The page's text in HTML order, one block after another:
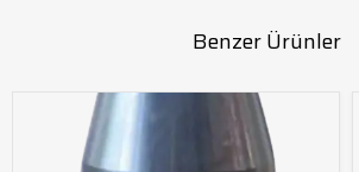
Benzer Ürünler